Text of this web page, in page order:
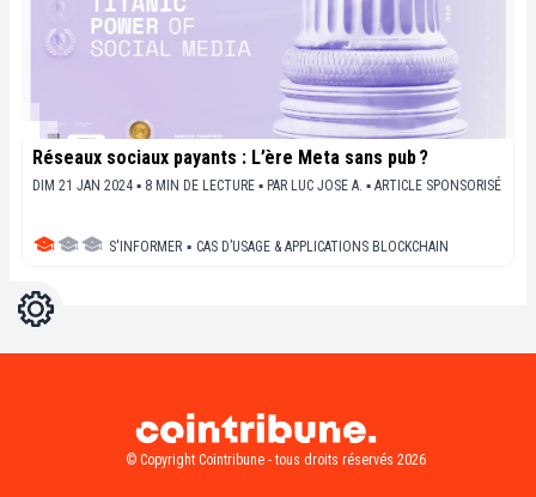
Réseaux sociaux payants : L’ère Meta sans pub ?
DIM 21 JAN 2024 ▪ 8 MIN DE LECTURE ▪ PAR LUC JOSE A. ▪ ARTICLE SPONSORISÉ
S'INFORMER ▪ CAS D’USAGE & APPLICATIONS BLOCKCHAIN
Réglages
© Copyright Cointribune - tous droits réservés 2026